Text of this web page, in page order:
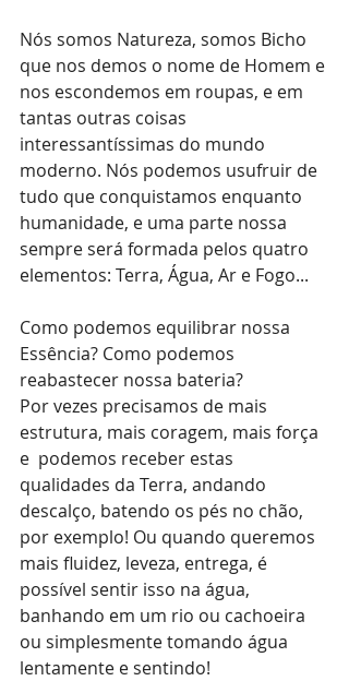
Nós somos Natureza, somos Bicho
que nos demos o nome de Homem e
nos escondemos em roupas, e em
tantas outras coisas
interessantíssimas do mundo
moderno. Nós podemos usufruir de
tudo que conquistamos enquanto
humanidade, e uma parte nossa
sempre será formada pelos quatro
elementos: Terra, Água, Ar e Fogo...
Como podemos equilibrar nossa
Essência? Como podemos
reabastecer nossa bateria?
Por vezes precisamos de mais
estrutura, mais coragem, mais força
e  podemos receber estas
qualidades da Terra, andando
descalço, batendo os pés no chão,
por exemplo! Ou quando queremos
mais fluidez, leveza, entrega, é
possível sentir isso na água,
banhando em um rio ou cachoeira
ou simplesmente tomando água
lentamente e sentindo!